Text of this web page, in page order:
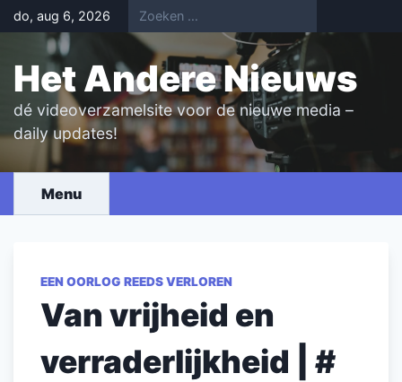
Skip
to
content
do, aug 6, 2026
Het Andere Nieuws
dé videoverzamelsite voor de nieuwe media –
daily updates!
Menu
EEN OORLOG REEDS VERLOREN
Van vrijheid en
verraderlijkheid | #